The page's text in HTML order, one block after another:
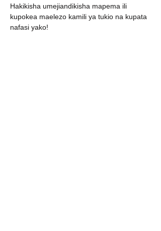
Hakikisha umejiandikisha mapema ili
kupokea maelezo kamili ya tukio na kupata
nafasi yako!